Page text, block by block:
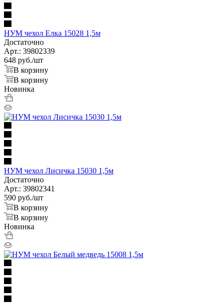
НУМ чехол Елка 15028 1,5м
Достаточно
Арт.: 39802339
648 руб./шт
В корзину
В корзину
Новинка
НУМ чехол Лисичка 15030 1,5м
Достаточно
Арт.: 39802341
590 руб./шт
В корзину
В корзину
Новинка